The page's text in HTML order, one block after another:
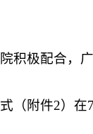
积极配合，
（附件2）在